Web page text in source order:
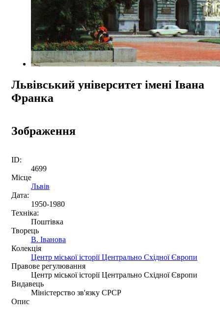
Львівський університет імені Івана
Франка
Зображення
ID:
4699
Місце
Львів
Дата:
1950-1980
Техніка:
Поштівка
Творець
В. Іванова
Колекція
Центр міської історії Центрально Східної Європи
Правове регулювання
Центр міської історії Центрально Східної Європи
Видавець
Міністерство зв'язку СРСР
Опис